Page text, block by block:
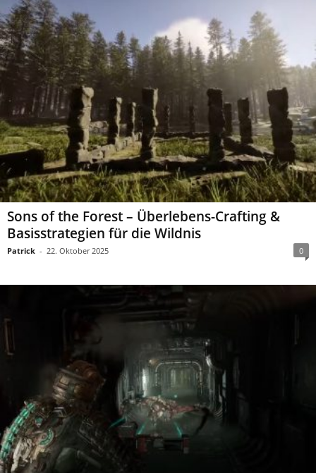
Sons of the Forest – Überlebens-Crafting &
Basisstrategien für die Wildnis
Patrick - 22. Oktober 2025 0